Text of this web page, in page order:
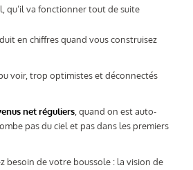
qu’il va fonctionner tout de suite
en chiffres quand vous construisez
voir, trop optimistes et déconnectés
net réguliers, quand on est auto-
pas du ciel et pas dans les premiers
besoin de votre boussole : la vision de